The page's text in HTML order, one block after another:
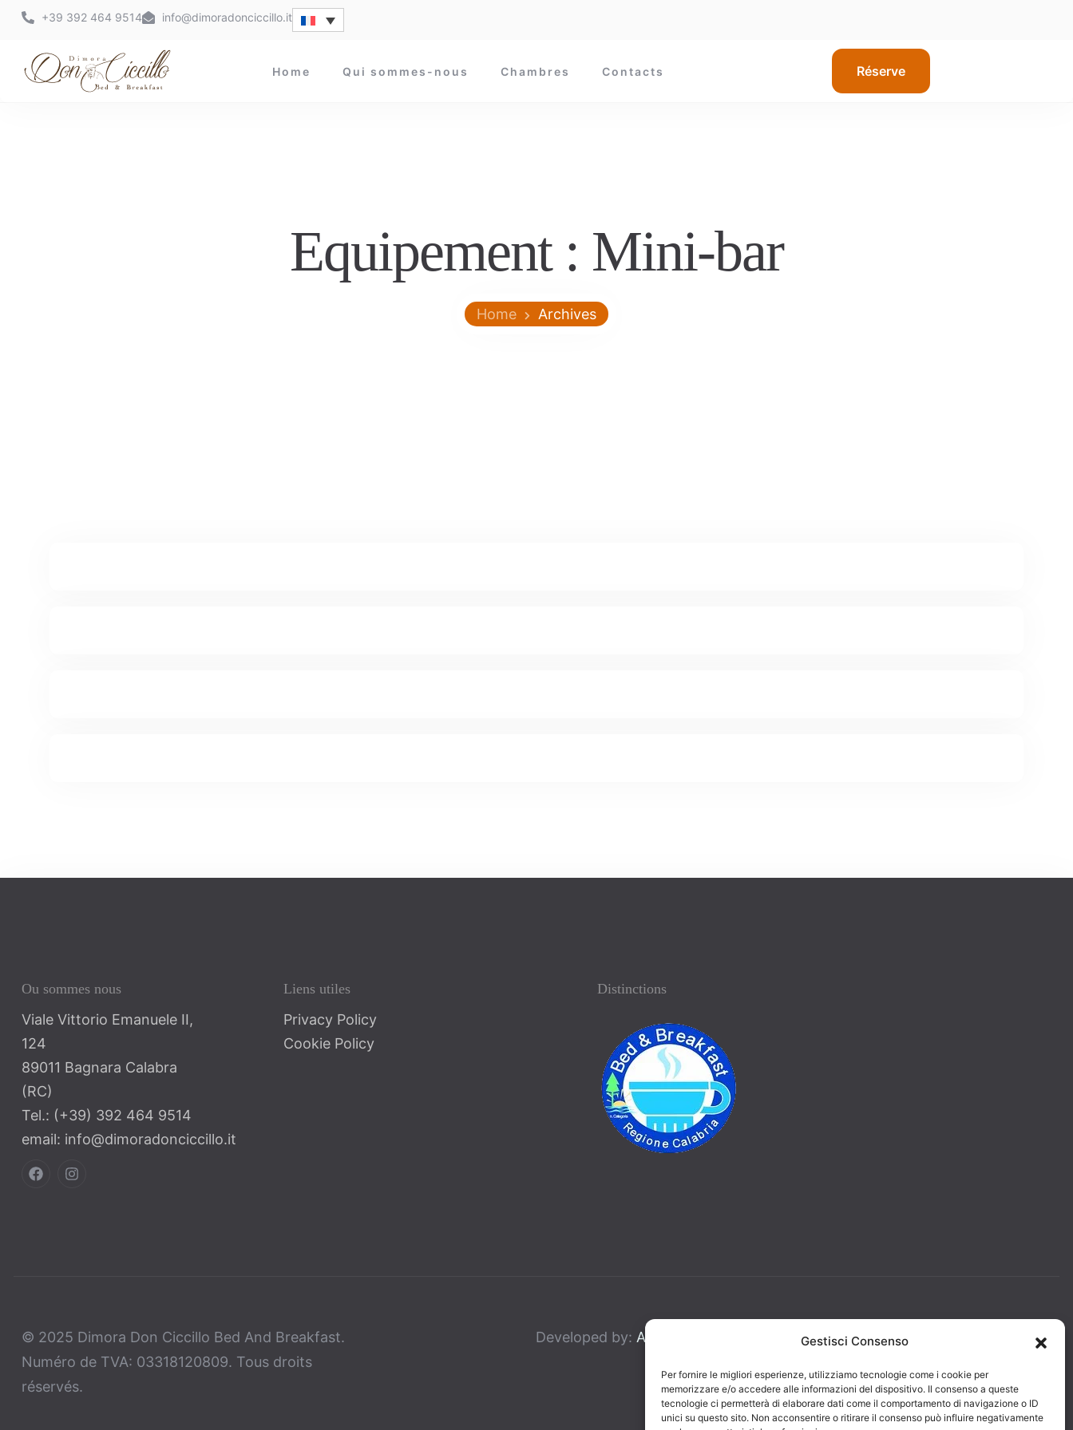
Gestisci Consenso
Per fornire le migliori esperienze, utilizziamo tecnologie come i cookie per
memorizzare e/o accedere alle informazioni del dispositivo. Il consenso a queste
tecnologie ci permetterà di elaborare dati come il comportamento di navigazione o ID
unici su questo sito. Non acconsentire o ritirare il consenso può influire negativamente
+39 392 464 9514 info@dimoradonciccillo.it
Home Qui sommes-nous Chambres Contacts Réserve
Equipement : Mini-bar
Home Archives
Ou sommes nous
Viale Vittorio Emanuele II,
124
89011 Bagnara Calabra
(RC)
Tel.: (+39) 392 464 9514
email: info@dimoradonciccillo.it
Liens utiles
Privacy Policy
Cookie Policy
Distinctions
© 2025 Dimora Don Ciccillo Bed And Breakfast.
Numéro de TVA: 03318120809. Tous droits
réservés.
Developed by: AJepCom Photo Credits: Foto Mazzullo